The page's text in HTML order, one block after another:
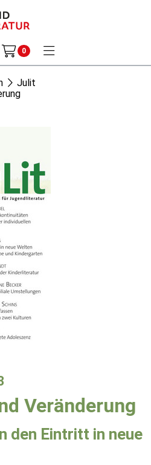
0
Julit
Veränderung
den Eintritt in neue